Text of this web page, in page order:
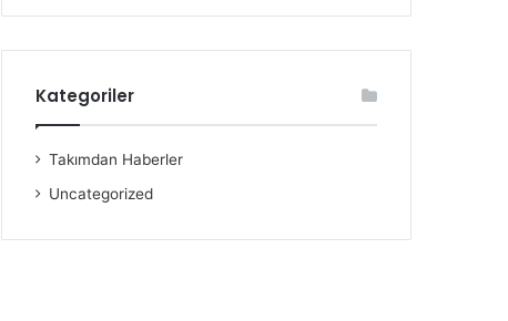
Kategoriler
Takımdan Haberler
Uncategorized